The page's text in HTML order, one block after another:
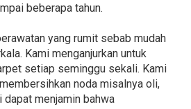
beberapa tahun.
yang rumit sebab mudah
Kami menganjurkan untuk
setiap seminggu sekali. Kami
noda misalnya oli,
dapat menjamin bahwa